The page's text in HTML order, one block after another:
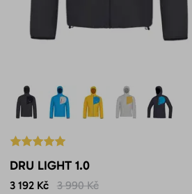
DRU LIGHT 1.0
3 192 Kč 3 990 Kč